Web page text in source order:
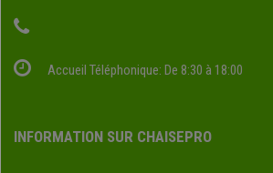
Accueil Téléphonique: De 8:30 à 18:00
INFORMATION SUR CHAISEPRO